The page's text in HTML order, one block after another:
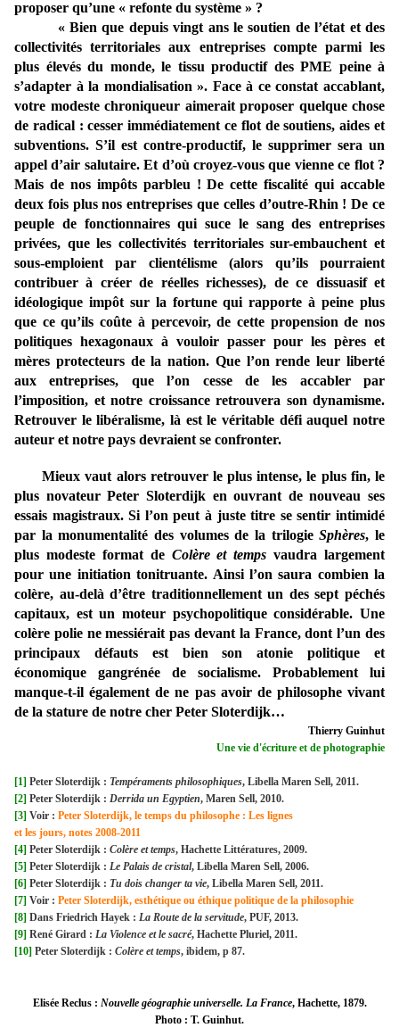
proposer qu’une « refonte du système » ?
« Bien que depuis vingt ans le soutien de l’état et des
collectivités territoriales aux entreprises compte parmi les
plus élevés du monde, le tissu productif des PME peine à
s’adapter à la mondialisation ». Face à ce constat accablant,
votre modeste chroniqueur aimerait proposer quelque chose
de radical : cesser immédiatement ce flot de soutiens, aides et
subventions. S’il est contre-productif, le supprimer sera un
appel d’air salutaire. Et d’où croyez-vous que vienne ce flot ?
Mais de nos impôts parbleu ! De cette fiscalité qui accable
deux fois plus nos entreprises que celles d’outre-Rhin ! De ce
peuple de fonctionnaires qui suce le sang des entreprises
privées, que les collectivités territoriales sur-embauchent et
sous-emploient par clientélisme (alors qu’ils pourraient
contribuer à créer de réelles richesses), de ce dissuasif et
idéologique impôt sur la fortune qui rapporte à peine plus
que ce qu’ils coûte à percevoir, de cette propension de nos
politiques hexagonaux à vouloir passer pour les pères et
mères protecteurs de la nation. Que l’on rende leur liberté
aux entreprises, que l’on cesse de les accabler par
l’imposition, et notre croissance retrouvera son dynamisme.
Retrouver le libéralisme, là est le véritable défi auquel notre
auteur et notre pays devraient se confronter.
Mieux vaut alors retrouver le plus intense, le plus fin, le
plus novateur Peter Sloterdijk en ouvrant de nouveau ses
essais magistraux. Si l’on peut à juste titre se sentir intimidé
par la monumentalité des volumes de la trilogieSphères, le
plus modeste format de Colère et temps vaudra largement
pour une initiation tonitruante. Ainsi l’on saura combien la
colère, au-delà d’être traditionnellement un des sept péchés
capitaux, est un moteur psychopolitique considérable. Une
colère polie ne messiérait pas devant la France, dont l’un des
principaux défauts est bien son atonie politique et
économique gangrénée de socialisme. Probablement lui
manque-t-il également de ne pas avoir de philosophe vivant
de la stature de notre cher Peter Sloterdijk…
Thierry Guinhut
Une vie d'écriture et de photographie
[1] Peter Sloterdijk : Tempéraments philosophiques, Libella Maren Sell, 2011.
[2] Peter Sloterdijk : Derrida un Egyptien, Maren Sell, 2010.
[3] Voir : Peter Sloterdijk, le temps du philosophe : Les lignes
et les jours, notes 2008-2011
[4] Peter Sloterdijk : Colère et temps, Hachette Littératures, 2009.
[5] Peter Sloterdijk : Le Palais de cristal, Libella Maren Sell, 2006.
[6] Peter Sloterdijk : Tu dois changer ta vie, Libella Maren Sell, 2011.
[7] Voir : Peter Sloterdijk, esthétique ou éthique politique de la philosophie
[8] Dans Friedrich Hayek : La Route de la servitude, PUF, 2013.
[9] René Girard : La Violence et le sacré, Hachette Pluriel, 2011.
[10] Peter Sloterdijk : Colère et temps, ibidem, p 87.
Elisée Reclus : Nouvelle géographie universelle. La France, Hachette, 1879.
Photo : T. Guinhut.